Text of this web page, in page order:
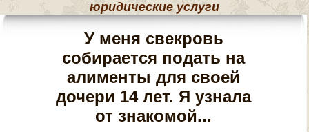
юридические услуги
У меня свекровь
собирается подать на
алименты для своей
дочери 14 лет. Я узнала
от знакомой...